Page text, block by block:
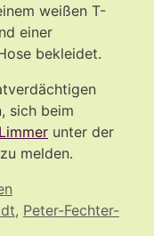
weißen T-
einer
bekleidet.
sich beim
unter der
melden.
, Peter-Fechter-